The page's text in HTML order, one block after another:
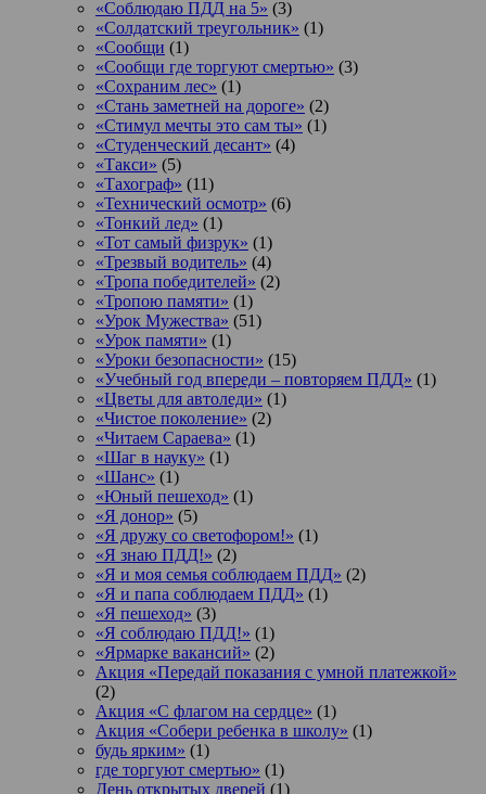
«Соблюдаю ПДД на 5» (3)
«Солдатский треугольник» (1)
«Сообщи (1)
«Сообщи где торгуют смертью» (3)
«Сохраним лес» (1)
«Стань заметней на дороге» (2)
«Стимул мечты это сам ты» (1)
«Студенческий десант» (4)
«Такси» (5)
«Тахограф» (11)
«Технический осмотр» (6)
«Тонкий лед» (1)
«Тот самый физрук» (1)
«Трезвый водитель» (4)
«Тропа победителей» (2)
«Тропою памяти» (1)
«Урок Мужества» (51)
«Урок памяти» (1)
«Уроки безопасности» (15)
«Учебный год впереди – повторяем ПДД» (1)
«Цветы для автоледи» (1)
«Чистое поколение» (2)
«Читаем Сараева» (1)
«Шаг в науку» (1)
«Шанс» (1)
«Юный пешеход» (1)
«Я донор» (5)
«Я дружу со светофором!» (1)
«Я знаю ПДД!» (2)
«Я и моя семья соблюдаем ПДД» (2)
«Я и папа соблюдаем ПДД» (1)
«Я пешеход» (3)
«Я соблюдаю ПДД!» (1)
«Ярмарке вакансий» (2)
Акция «Передай показания с умной платежкой»
(2)
Акция «С флагом на сердце» (1)
Акция «Собери ребенка в школу» (1)
будь ярким» (1)
где торгуют смертью» (1)
День открытых дверей (1)